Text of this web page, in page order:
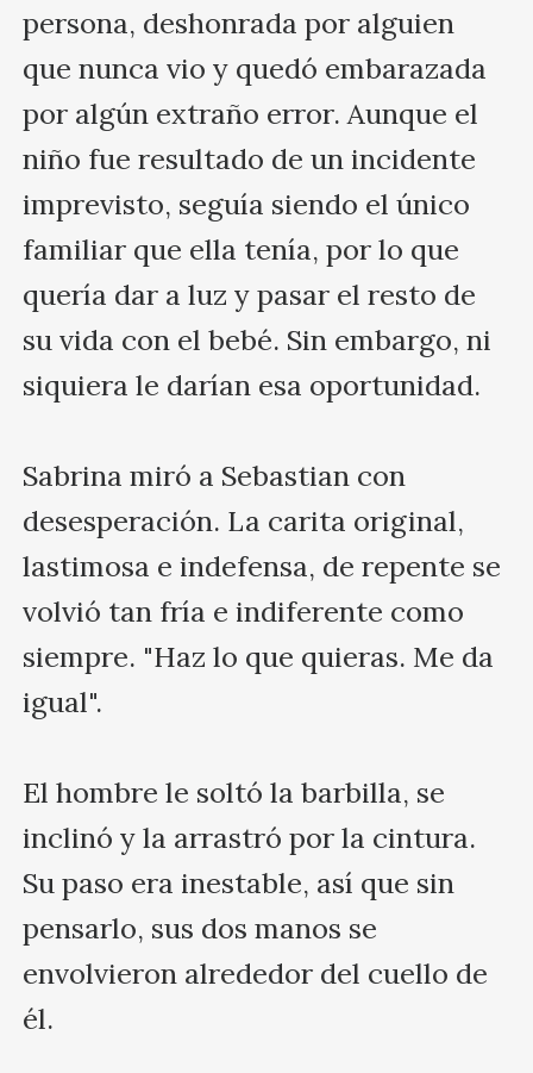
persona, deshonrada por alguien
que nunca vio y quedó embarazada
por algún extraño error. Aunque el
niño fue resultado de un incidente
imprevisto, seguía siendo el único
familiar que ella tenía, por lo que
quería dar a luz y pasar el resto de
su vida con el bebé. Sin embargo, ni
siquiera le darían esa oportunidad.
Sabrina miró a Sebastian con
desesperación. La carita original,
lastimosa e indefensa, de repente se
volvió tan fría e indiferente como
siempre. "Haz lo que quieras. Me da
igual".
El hombre le soltó la barbilla, se
inclinó y la arrastró por la cintura.
Su paso era inestable, así que sin
pensarlo, sus dos manos se
envolvieron alrededor del cuello de
él.